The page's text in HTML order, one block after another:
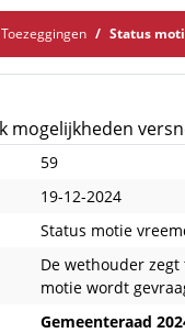
Toezeggingen Status motie
mogelijkheden
59
19-12-2024
Status motie
De wethouder
motie wordt
Gemeenteraad